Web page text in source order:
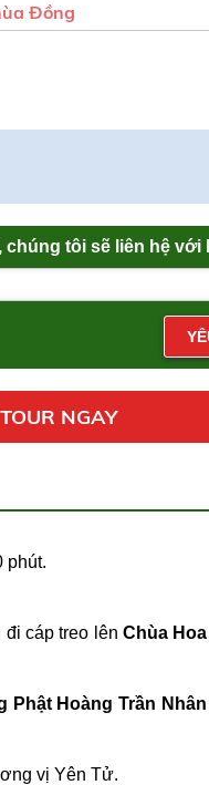
Đồng
chúng tôi sẽ liên hệ với
NGAY
phút.
cáp treo lên Chùa
Phật Hoàng Trần
vị Yên Tử.